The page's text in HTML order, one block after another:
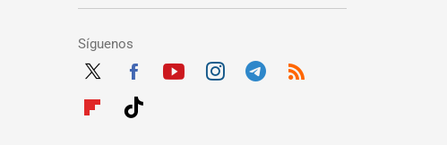
Síguenos
Twit
Fac